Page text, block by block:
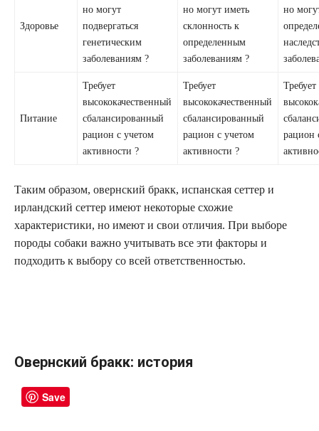
Здоровье
но могут
подвергаться
генетическим
заболеваниям ?
но могут иметь
склонность к
определенным
заболеваниям ?
но
Питание
Требует
высококачественный
сбалансированный
рацион с учетом
активности ?
Требует
высококачественный
сбалансированный
рацион с учетом
активности ?
Требует
рацион
Таким образом, овернский бракк, испанская сеттер и
ирландский сеттер имеют некоторые схожие
характеристики, но имеют и свои отличия. При выборе
породы собаки важно учитывать все эти факторы и
подходить к выбору со всей ответственностью.
Овернский бракк: история
Save